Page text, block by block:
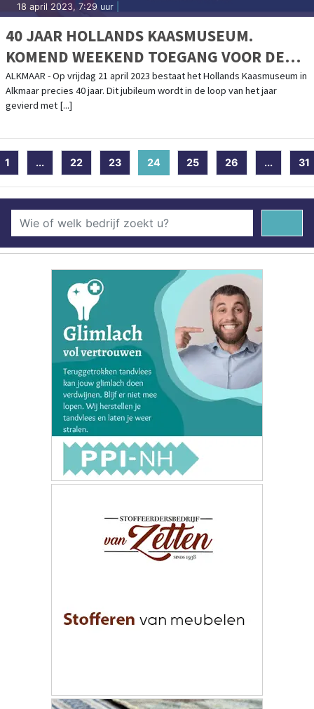
18 april 2023, 7:29 uur
40 JAAR HOLLANDS KAASMUSEUM.
KOMEND WEEKEND TOEGANG VOOR DE
PRIJZEN VAN 1983
ALKMAAR - Op vrijdag 21 april 2023 bestaat het Hollands Kaasmuseum in
Alkmaar precies 40 jaar. Dit jubileum wordt in de loop van het jaar
gevierd met [...]
1 ... 22 23 24 (current)
25 26 ... 31